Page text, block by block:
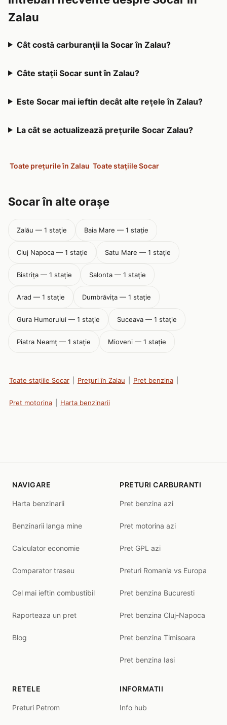
Zalau
Cât costă carburanții la Socar în Zalau?
Câte stații Socar sunt în Zalau?
Este Socar mai ieftin decât alte rețele în Zalau?
La cât se actualizează prețurile Socar Zalau?
Toate prețurile în Zalau Toate stațiile Socar
Socar în alte orașe
Zalău — 1 stație Baia Mare — 1 stație
Cluj Napoca — 1 stație Satu Mare — 1 stație
Bistriţa — 1 stație Salonta — 1 stație
Arad — 1 stație Dumbrăviţa — 1 stație
Gura Humorului — 1 stație Suceava — 1 stație
Piatra Neamţ — 1 stație Mioveni — 1 stație
Toate stațiile Socar Prețuri în Zalau Pret benzina
Pret motorina Harta benzinarii
NAVIGARE
Harta benzinarii
Benzinarii langa mine
Calculator economie
Comparator traseu
Cel mai ieftin combustibil
Raporteaza un pret
Blog
PRETURI CARBURANTI
Pret benzina azi
Pret motorina azi
Pret GPL azi
Preturi Romania vs Europa
Pret benzina Bucuresti
Pret benzina Cluj-Napoca
Pret benzina Timisoara
Pret benzina Iasi
RETELE
Preturi Petrom
INFORMATII
Info hub